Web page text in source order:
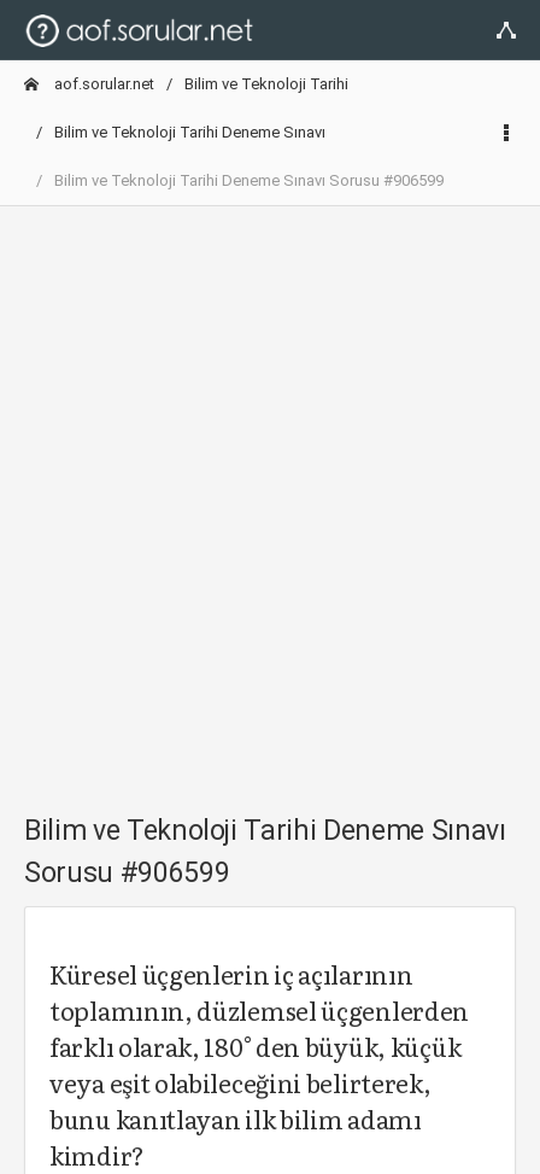
aof.sorular.net Bilim ve Teknoloji Tarihi
Bilim ve Teknoloji Tarihi Deneme Sınavı
Bilim ve Teknoloji Tarihi Deneme Sınavı Sorusu #906599
Bilim ve Teknoloji Tarihi Deneme Sınavı
Sorusu #906599
Küresel üçgenlerin iç açılarının
toplamının, düzlemsel üçgenlerden
farklı olarak, 180° den büyük, küçük
veya eşit olabileceğini belirterek,
bunu kanıtlayan ilk bilim adamı
kimdir?